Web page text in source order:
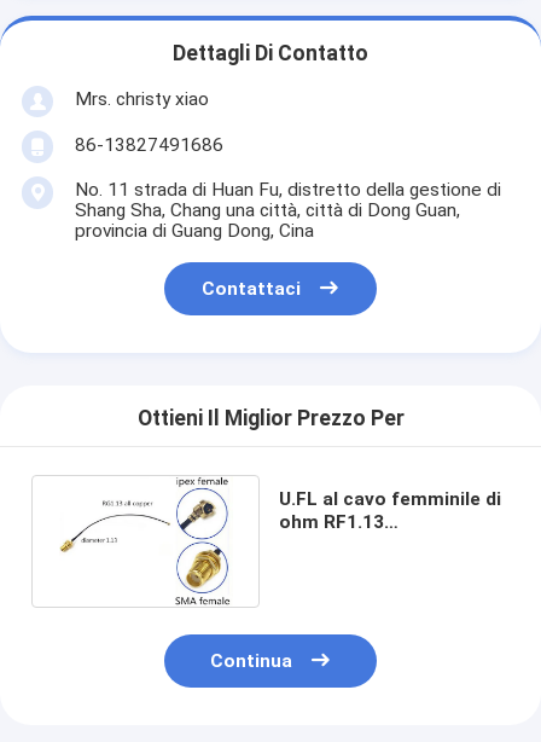
Dettagli Di Contatto
Mrs. christy xiao
86-13827491686
No. 11 strada di Huan Fu, distretto della gestione di
Shang Sha, Chang una città, città di Dong Guan,
provincia di Guang Dong, Cina
Contattaci
Ottieni Il Miglior Prezzo Per
U.FL al cavo femminile di
ohm RF1.13
Continua